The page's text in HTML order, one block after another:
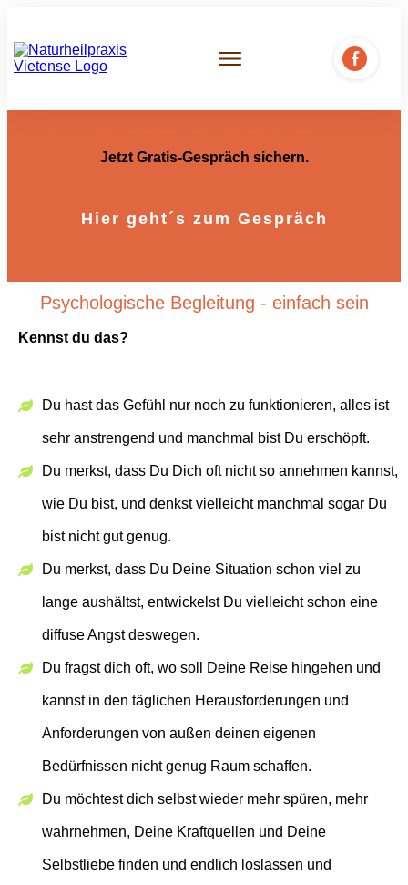
Jetzt Gratis-Gespräch sichern.
Hier geht´s zum Gespräch
Psychologische Begleitung - einfach sein
Kennst du das?
Du hast das Gefühl nur noch zu funktionieren, alles ist
sehr anstrengend und manchmal bist Du erschöpft.
Du merkst, dass Du Dich oft nicht so annehmen kannst,
wie Du bist, und denkst vielleicht manchmal sogar Du
bist nicht gut genug.
Du merkst, dass Du Deine Situation schon viel zu
lange aushältst, entwickelst Du vielleicht schon eine
diffuse Angst deswegen.
Du fragst dich oft, wo soll Deine Reise hingehen und
kannst in den täglichen Herausforderungen und
Anforderungen von außen deinen eigenen
Bedürfnissen nicht genug Raum schaffen.
Du möchtest dich selbst wieder mehr spüren, mehr
wahrnehmen, Deine Kraftquellen und Deine
Selbstliebe finden und endlich loslassen und